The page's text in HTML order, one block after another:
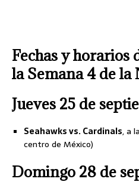
Fechas y horarios
la Semana 4 de la
Jueves 25 de
Seahawks vs. Cardinals, a
centro de México)
Domingo 28 de